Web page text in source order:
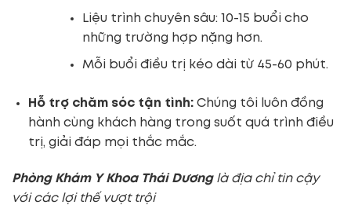
Liệu trình chuyên sâu: 10-15 buổi cho
những trường hợp nặng hơn.
Mỗi buổi điều trị kéo dài từ 45-60 phút.
Hỗ trợ chăm sóc tận tình:Chúng tôi luôn đồng
hành cùng khách hàng trong suốt quá trình điều
trị, giải đáp mọi thắc mắc.
Phòng Khám Y Khoa Thái Dươnglà địa chỉ tin cậy
với các lợi thế vượt trội